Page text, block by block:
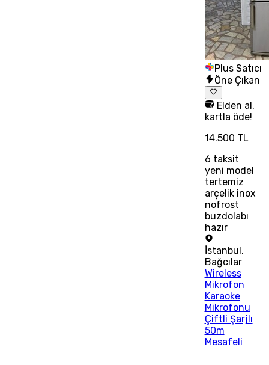
Plus Satıcı
Öne Çıkan
Elden al,
kartla öde!
14.500 TL
6 taksit
yeni model
tertemiz
arçelik inox
nofrost
buzdolabı
hazır
İstanbul ,
Bağcılar
Wireless
Mikrofon
Karaoke
Mikrofonu
Çiftli Şarjlı
50m
Mesafeli